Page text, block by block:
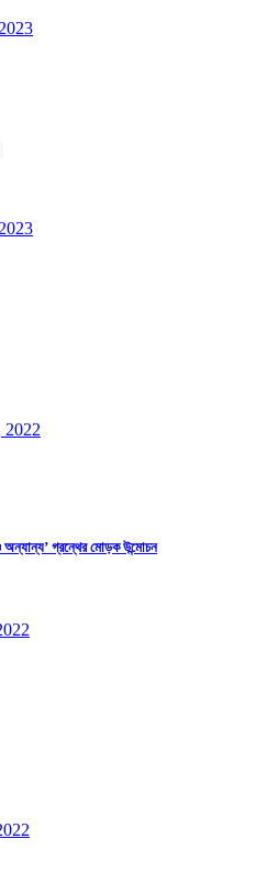
2022
অন্যান্য’ গ্রন্থের মোড়ক উন্মোচন